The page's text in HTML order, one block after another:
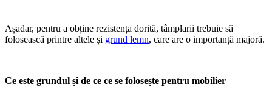
Așadar, pentru a obține rezistența dorită, tâmplarii trebuie să
folosească printre altele și grund lemn, care are o importanță majoră.
Ce este grundul și de ce ce se folosește pentru mobilier